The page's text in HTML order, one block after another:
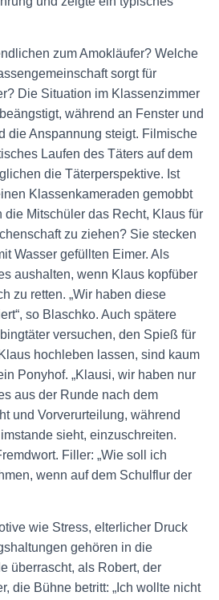
zum Amokläufer? Welche
sorgt für
Die Situation im Klassenzimmer
während an Fenster und
die Anspannung steigt. Filmische
Laufen des Täters auf dem
die Täterperspektive. Ist
Klassenkameraden gemobbt
die Mitschüler das Recht, Klaus für
zu ziehen? Sie stecken
Wasser gefüllten Eimer. Als
aushalten, wenn Klaus kopfüber
zu retten. „Wir haben diese
so Blaschko. Auch spätere
versuchen, den Spieß für
hochleben lassen, sind kaum
Ponyhof. „Klausi, wir haben nur
aus der Runde nach dem
und Vorverurteilung, während
sieht, einzuschreiten.
Filler: „Wie soll ich
wenn auf dem Schulflur der
wie Stress, elterlicher Druck
gehören in die
überrascht, als Robert, der
die Bühne betritt: „Ich wollte nicht